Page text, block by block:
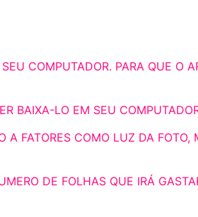
COMPUTADOR. PARA QUE O
BAIXA-LO EM SEU
A FATORES COMO LUZ DA FOTO,
DE FOLHAS QUE IRÁ